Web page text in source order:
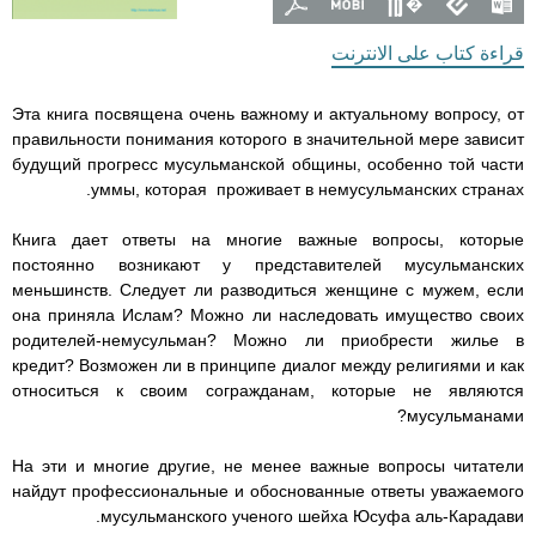
g
a
m
s
p
r
e
e
r
q
h
_
o
f
_
u
q
h
_
o
f
_
u
q
h
_
o
f
_
u
q
h
_
o
f
_
u
q
h
_
o
f
_
u
قراءة كتاب على الانترنت
Эта книга посвящена очень важному и актуальному вопросу, от
правильности понимания которого в значительной мере зависит
будущий прогресс мусульманской общины, особенно той части
уммы, которая проживает в немусульманских странах.
Книга дает ответы на многие важные вопросы, которые
постоянно возникают у представителей мусульманских
меньшинств. Следует ли разводиться женщине с мужем, если
она приняла Ислам? Можно ли наследовать имущество своих
родителей-немусульман? Можно ли приобрести жилье в
кредит? Возможен ли в принципе диалог между религиями и как
относиться к своим согражданам, которые не являются
мусульманами?
На эти и многие другие, не менее важные вопросы читатели
найдут профессиональные и обоснованные ответы уважаемого
мусульманского ученого шейха Юсуфа аль-Карадави.